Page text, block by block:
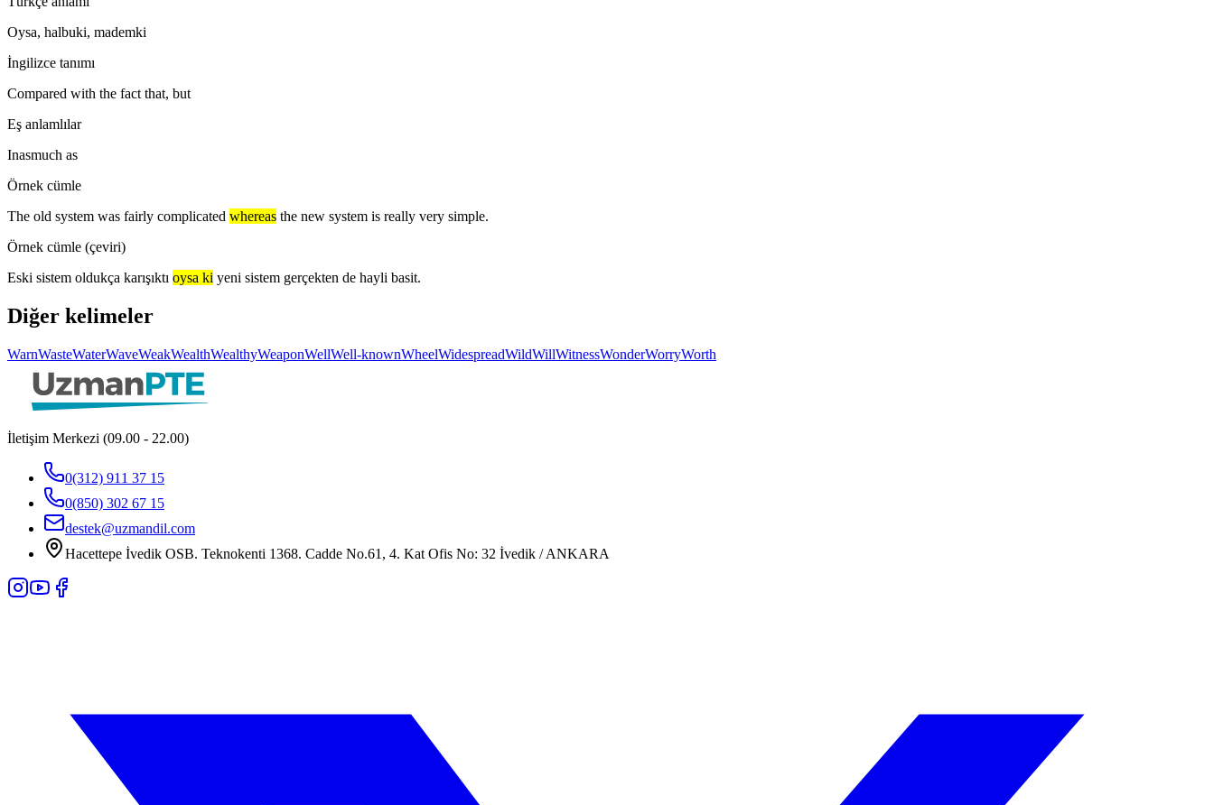
Oysa, halbuki, mademki
İngilizce tanımı
Compared with the fact that, but
Eş anlamlılar
Inasmuch as
Örnek cümle
The old system was fairly complicated whereas the new system is really very simple.
Örnek cümle (çeviri)
Eski sistem oldukça karışıktı oysa ki yeni sistem gerçekten de hayli basit.
Diğer kelimeler
WarnWasteWaterWaveWeakWealthWealthyWeaponWellWell-knownWheelWidespreadWildWillWitnessWonderWorryWorth
İletişim Merkezi (09.00 - 22.00)
0(312) 911 37 15
0(850) 302 67 15
destek@uzmandil.com
Hacettepe İvedik OSB. Teknokenti 1368. Cadde No.61, 4. Kat Ofis No: 32 İvedik / ANKARA